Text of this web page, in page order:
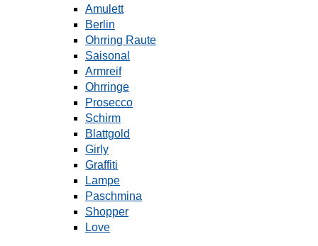
Amulett
Berlin
Ohrring Raute
Saisonal
Armreif
Ohrringe
Prosecco
Schirm
Blattgold
Girly
Graffiti
Lampe
Paschmina
Shopper
Love